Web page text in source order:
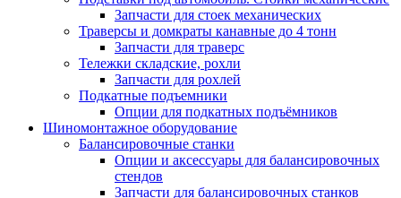
Запчасти для стоек механических
Траверсы и домкраты канавные до 4 тонн
Запчасти для траверс
Тележки складские, рохли
Запчасти для рохлей
Подкатные подъемники
Опции для подкатных подъёмников
Шиномонтажное оборудование
Балансировочные станки
Опции и аксессуары для балансировочных
стендов
Запчасти для балансировочных станков